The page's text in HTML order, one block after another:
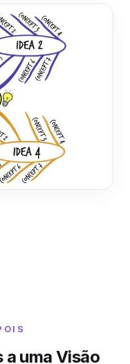
a uma Visão